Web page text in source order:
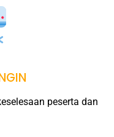
peserta dan